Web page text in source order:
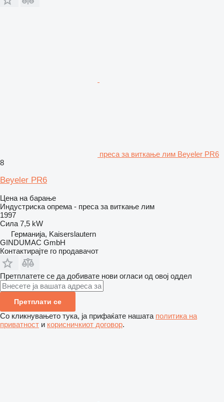
преса за виткање лим Beyeler PR6
8
Beyeler PR6
Цена на барање
Индустриска опрема - преса за виткање лим
1997
Сила 7,5 kW
Германија, Kaiserslautern
GINDUMAC GmbH
Контактирајте го продавачот
Претплатете се да добивате нови огласи од овој оддел
Претплати се
Со кликнувањето тука, ја прифаќате нашата политика на
приватност и корисничкиот договор.